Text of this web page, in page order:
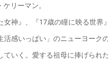
リーマン。
神』、『17歳の瞳に映る世界
感いっぱい」のニューヨーク
ていく。愛する祖母に捧げら